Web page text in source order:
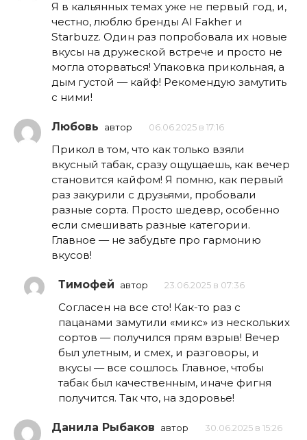
Я в кальянных темах уже не первый год, и,
честно, люблю бренды Al Fakher и
Starbuzz. Один раз попробовала их новые
вкусы на дружеской встрече и просто не
могла оторваться! Упаковка прикольная, а
дым густой — кайф! Рекомендую замутить
с ними!
Любовь автор 06.06.2025 в 17:16
Прикол в том, что как только взяли
вкусный табак, сразу ощущаешь, как вечер
становится кайфом! Я помню, как первый
раз закурили с друзьями, пробовали
разные сорта. Просто шедевр, особенно
если смешивать разные категории.
Главное — не забудьте про гармонию
вкусов!
Тимофей автор 23.06.2025 в 07:36
Согласен на все сто! Как-то раз с
пацанами замутили «микс» из нескольких
сортов — получился прям взрыв! Вечер
был улетным, и смех, и разговоры, и
вкусы — все сошлось. Главное, чтобы
табак был качественным, иначе фигня
получится. Так что, на здоровье!
Данила Рыбаков автор 30.06.2025 в 15:26